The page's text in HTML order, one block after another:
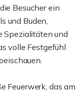
Besucher ein
und Buden,
Spezialitäten und
volle Festgefühl
Feuerwerk, das am